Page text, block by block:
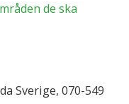
de ska
Sverige, 070-549